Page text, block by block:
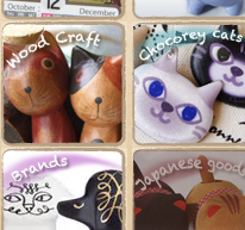
かわいい木彫り
ブランド雑貨